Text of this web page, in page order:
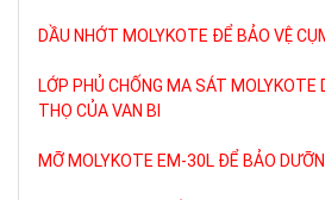
DẦU NHỚT MOLYKOTE ĐỂ BẢO VỆ
LỚP PHỦ CHỐNG MA SÁT MOLYKOTE
THỌ CỦA VAN BI
MỠ MOLYKOTE EM-30L ĐỂ BẢO